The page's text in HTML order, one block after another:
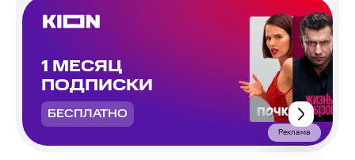
1 МЕСЯЦ
ПОДПИСКИ
БЕСПЛАТНО
Реклама